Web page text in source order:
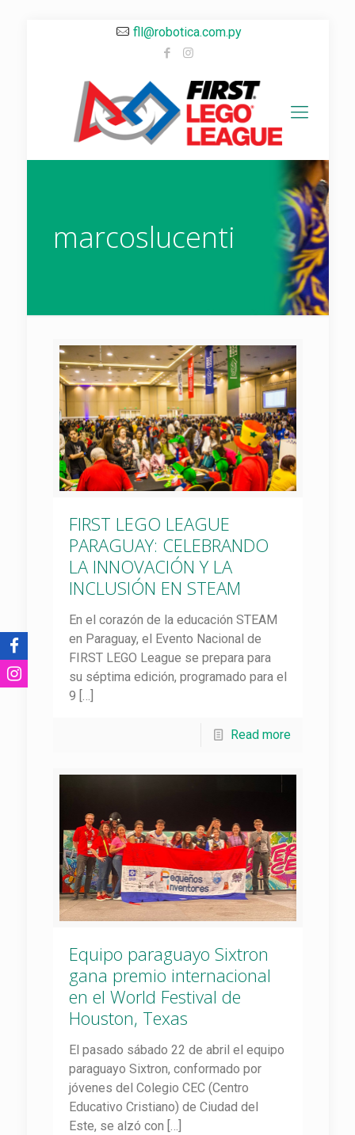
fll@robotica.com.py
marcoslucenti
FIRST LEGO LEAGUE
PARAGUAY: CELEBRANDO
LA INNOVACIÓN Y LA
INCLUSIÓN EN STEAM
En el corazón de la educación STEAM
en Paraguay, el Evento Nacional de
FIRST LEGO League se prepara para
su séptima edición, programado para el
9 […]
Read more
Equipo paraguayo Sixtron
gana premio internacional
en el World Festival de
Houston, Texas
El pasado sábado 22 de abril el equipo
paraguayo Sixtron, conformado por
jóvenes del Colegio CEC (Centro
Educativo Cristiano) de Ciudad del
Este, se alzó con […]